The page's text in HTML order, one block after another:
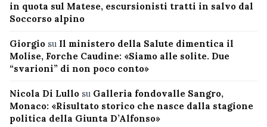
in quota sul Matese, escursionisti tratti in salvo dal
Soccorso alpino
Giorgio su Il ministero della Salute dimentica il
Molise, Forche Caudine: «Siamo alle solite. Due
“svarioni” di non poco conto»
Nicola Di Lullo su Galleria fondovalle Sangro,
Monaco: «Risultato storico che nasce dalla stagione
politica della Giunta D’Alfonso»